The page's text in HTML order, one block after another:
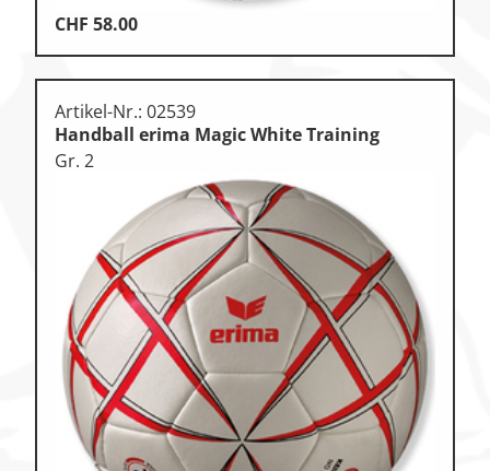
Turnen • Gymnastik • Ballett
Volleyball • Beachvolleyball
Wassersport
Zu den Ersatzteilen
Zu den Print Medien
CHF 58.00
Artikel-Nr.: 02539
Handball erima Magic White Training
Gr. 2